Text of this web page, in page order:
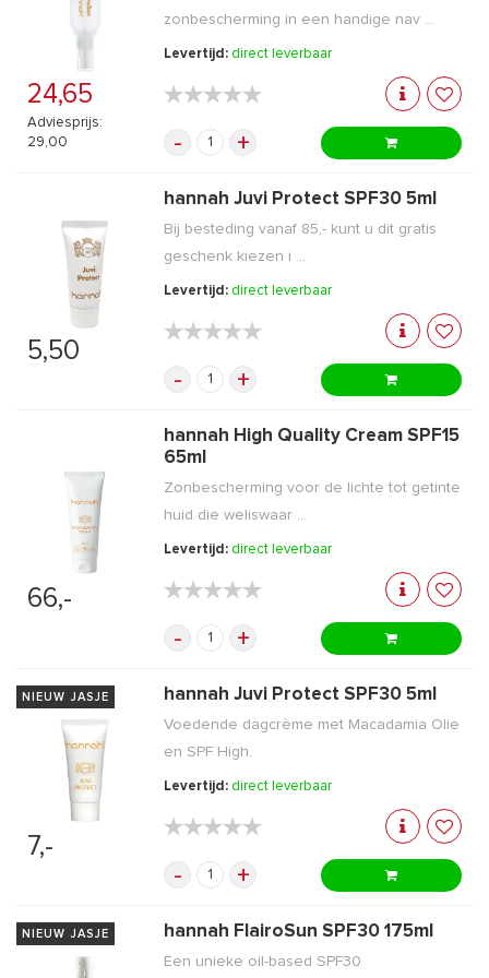
24,65
Adviesprijs:
29,00
zonbescherming in een handige nav ...
Levertijd: direct leverbaar
★★★★★
★★★★★
- +
5,50
hannah Juvi Protect SPF30 5ml
Bij besteding vanaf 85,- kunt u dit gratis
geschenk kiezen i ...
Levertijd: direct leverbaar
★★★★★
★★★★★
- +
66,-
hannah High Quality Cream SPF15
65ml
Zonbescherming voor de lichte tot getinte
huid die weliswaar ...
Levertijd: direct leverbaar
★★★★★
★★★★★
- +
NIEUW JASJE
7,-
hannah Juvi Protect SPF30 5ml
Voedende dagcrème met Macadamia Olie
en SPF High.
Levertijd: direct leverbaar
★★★★★
★★★★★
- +
NIEUW JASJE hannah FlairoSun SPF30 175ml
Een unieke oil-based SPF30